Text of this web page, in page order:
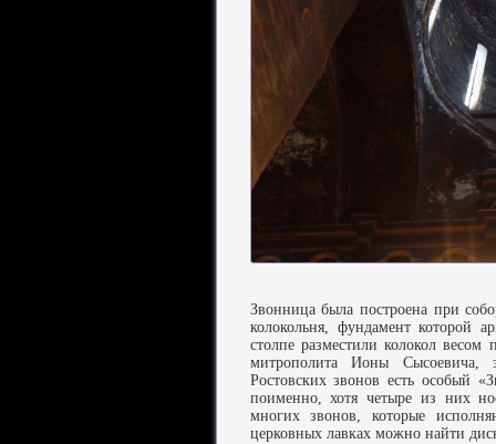
Звонница была построена при
колокольня, фундамент которой
столпе разместили колокол
митрополита Ионы Сысоевича,
Ростовских звонов есть особый
поименно, хотя четыре из них
многих звонов, которые
церковных лавках можно найти